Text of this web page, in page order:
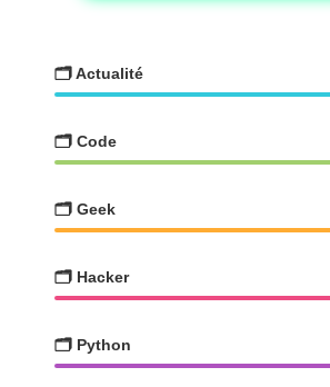
🗂️ Actualité
🗂️ Code
🗂️ Geek
🗂️ Hacker
🗂️ Python